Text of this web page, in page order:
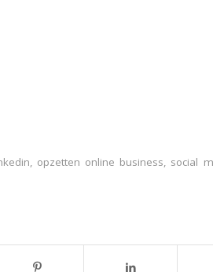
opzetten online business social